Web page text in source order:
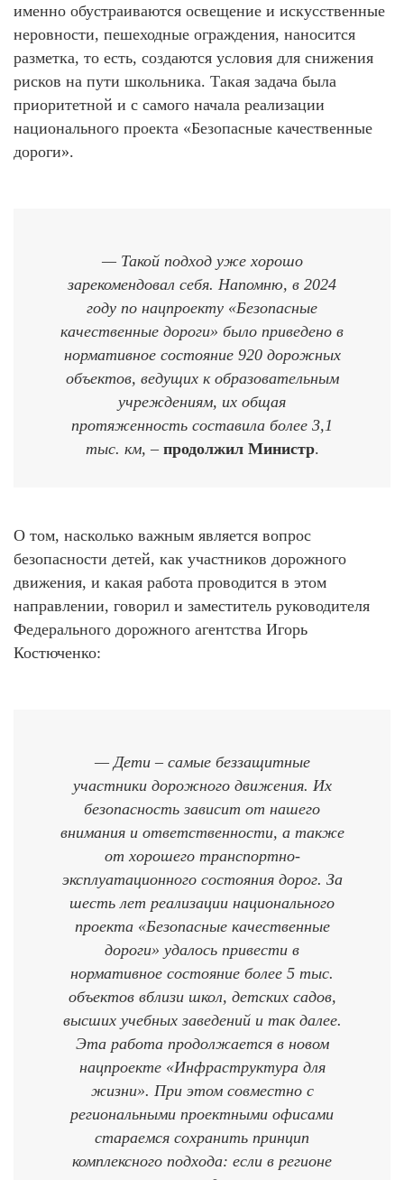
именно обустраиваются освещение и искусственные
неровности, пешеходные ограждения, наносится
разметка, то есть, создаются условия для снижения
рисков на пути школьника. Такая задача была
приоритетной и с самого начала реализации
национального проекта «Безопасные качественные
дороги».
— Такой подход уже хорошо
зарекомендовал себя. Напомню, в 2024
году по нацпроекту «Безопасные
качественные дороги» было приведено в
нормативное состояние 920 дорожных
объектов, ведущих к образовательным
учреждениям, их общая
протяженность составила более 3,1
тыс. км, – продолжил Министр.
О том, насколько важным является вопрос
безопасности детей, как участников дорожного
движения, и какая работа проводится в этом
направлении, говорил и заместитель руководителя
Федерального дорожного агентства Игорь
Костюченко:
— Дети – самые беззащитные
участники дорожного движения. Их
безопасность зависит от нашего
внимания и ответственности, а также
от хорошего транспортно-
эксплуатационного состояния дорог. За
шесть лет реализации национального
проекта «Безопасные качественные
дороги» удалось привести в
нормативное состояние более 5 тыс.
объектов вблизи школ, детских садов,
высших учебных заведений и так далее.
Эта работа продолжается в новом
нацпроекте «Инфраструктура для
жизни». При этом совместно с
региональными проектными офисами
стараемся сохранить принцип
комплексного подхода: если в регионе